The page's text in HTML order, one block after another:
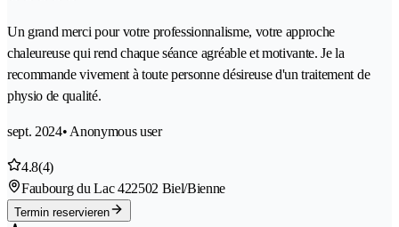
Un grand merci pour votre professionnalisme, votre approche
chaleureuse qui rend chaque séance agréable et motivante. Je la
recommande vivement à toute personne désireuse d'un traitement de
physio de qualité.
sept. 2024• Anonymous user
4.8(4)
Faubourg du Lac 422502 Biel/Bienne
Termin reservieren